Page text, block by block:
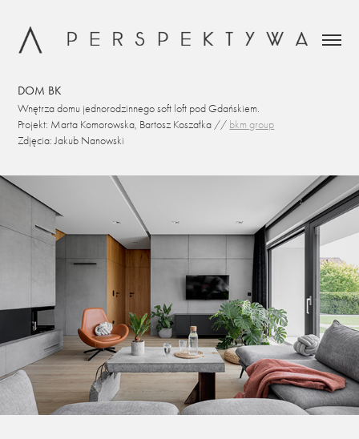
DOM BK
Wnętrza domu jednorodzinnego soft loft pod Gdańskiem.
Projekt: Marta Komorowska, Bartosz Koszałka // bkm group
Zdjęcia: Jakub Nanowski